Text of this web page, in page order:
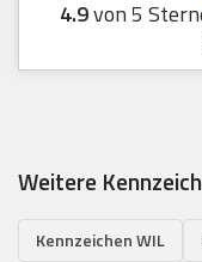
4.9von 5
Weitere
Kennzeichen WIL